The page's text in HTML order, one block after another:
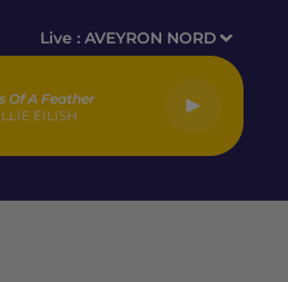
Live :AVEYRON NORD
Of A Feather
EILISH